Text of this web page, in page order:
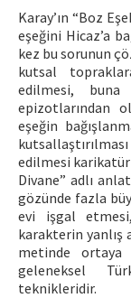
Karay’ın “Boz
eşeğini Hicaz’a
kez bu sorunun
kutsal
edilmesi, buna
epizotlarından
eşeğin
edilmesi
Divane” adlı
gözünde fazla
evi işgal
karakterin yanlış
metinde ortaya
geleneksel
teknikleridir.